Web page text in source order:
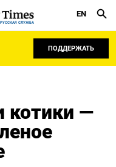
РУССКАЯ СЛУЖБА
EN
ПОДДЕРЖАТЬ
котики —